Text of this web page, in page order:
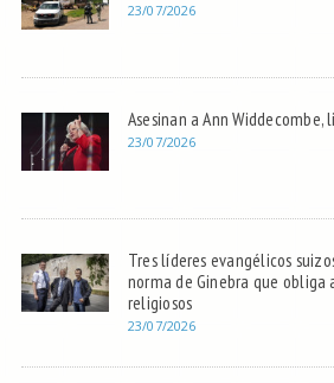
23/07/2026
Asesinan a Ann
23/07/2026
Tres líderes evangélicos
norma de Ginebra que
religiosos
23/07/2026